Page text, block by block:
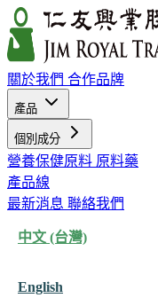
關於我們 合作品牌
產品
個別成分
營養保健原料 原料藥
產品線
最新消息 聯絡我們
中文 (台灣)
English